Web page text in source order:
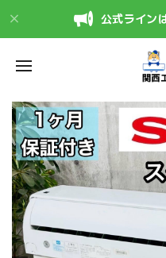
公式ライン